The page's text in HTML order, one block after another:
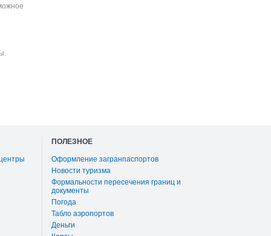
ПОЛЕЗНОЕ
Оформление загранпаспортов
Новости туризма
Формальности пересечения границ и
документы
Погода
Табло аэропортов
Деньги